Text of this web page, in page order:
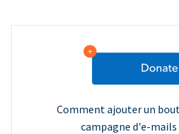
Comment ajouter un
campagne d'e-